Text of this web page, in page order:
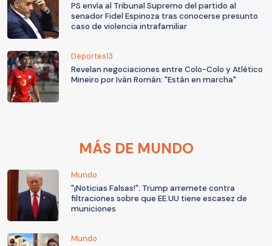
PS envía al Tribunal Supremo del partido al
senador Fidel Espinoza tras conocerse presunto
caso de violencia intrafamiliar
Deportes13
Revelan negociaciones entre Colo-Colo y Atlético
Mineiro por Iván Román: "Están en marcha"
MÁS DE MUNDO
Mundo
"¡Noticias Falsas!": Trump arremete contra
filtraciones sobre que EE.UU tiene escasez de
municiones
Mundo